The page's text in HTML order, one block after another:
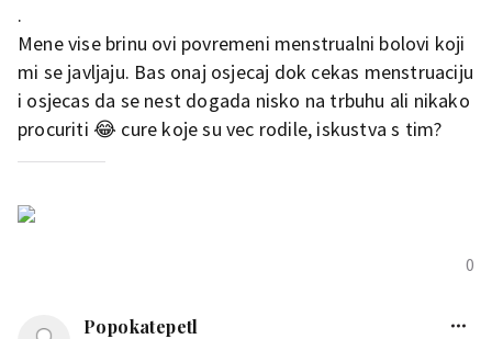
.
Mene vise brinu ovi povremeni menstrualni bolovi koji
mi se javljaju. Bas onaj osjecaj dok cekas menstruaciju
i osjecas da se nest dogada nisko na trbuhu ali nikako
procuriti 😂 cure koje su vec rodile, iskustva s tim?
0
Popokatepetl